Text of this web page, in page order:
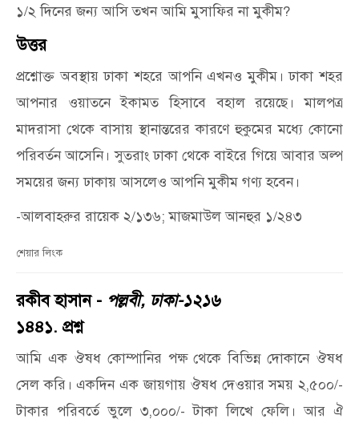
১/২ দিনের জন্য আসি তখন আমি মুসাফির না মুকীম?
উত্তর
প্রশ্নোক্ত অবস্থায় ঢাকা শহরে আপনি এখনও মুকীম। ঢাকা শহর
আপনার ওয়াতনে ইকামত হিসাবে বহাল রয়েছে। মালপত্র
মাদরাসা থেকে বাসায় স্থানান্তরের কারণে হুকুমের মধ্যে কোনো
পরিবর্তন আসেনি। সুতরাং ঢাকা থেকে বাইরে গিয়ে আবার অল্প
সময়ের জন্য ঢাকায় আসলেও আপনি মুকীম গণ্য হবেন।
-আলবাহরুর রায়েক ২/১৩৬; মাজমাউল আনহুর ১/২৪৩
শেয়ার লিংক
রকীব হাসান - পল্লবী, ঢাকা-১২১৬
১৪৪১. প্রশ্ন
আমি এক ঔষধ কোম্পানির পক্ষ থেকে বিভিন্ন দোকানে ঔষধ
সেল করি। একদিন এক জায়গায় ঔষধ দেওয়ার সময় ২,৫০০/-
টাকার পরিবর্তে ভুলে ৩,০০০/- টাকা লিখে ফেলি। আর ঐ